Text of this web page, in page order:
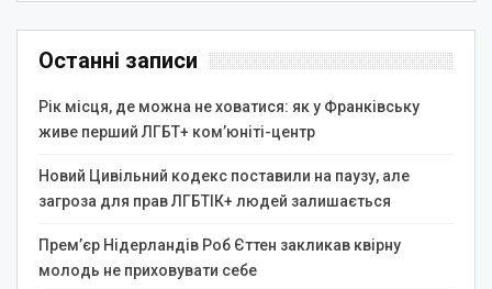
Останні записи
Рік місця, де можна не ховатися: як у Франківську
живе перший ЛГБТ+ ком’юніті-центр
Новий Цивільний кодекс поставили на паузу, але
загроза для прав ЛГБТІК+ людей залишається
Прем’єр Нідерландів Роб Єттен закликав квірну
молодь не приховувати себе